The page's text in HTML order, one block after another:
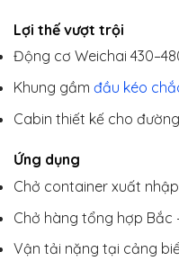
Lợi thế vượt trội
Động cơ Weichai
Khung gầm đầu kéo
Cabin thiết kế cho
Ứng dụng
Chở container xuất
Chở hàng tổng hợp Bắc
Vận tải nặng tại cảng